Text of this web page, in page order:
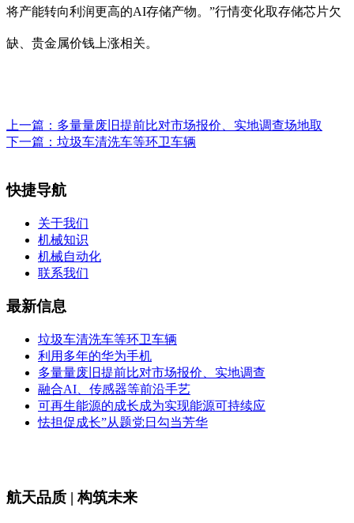
将产能转向利润更高的AI存储产物。”行情变化取存储芯片欠
缺、贵金属价钱上涨相关。
上一篇： 多量量废旧提前比对市场报价、实地调查场地取
下一篇： 垃圾车清洗车等环卫车辆
快捷导航
关于我们
机械知识
机械自动化
联系我们
最新信息
垃圾车清洗车等环卫车辆
利用多年的华为手机
多量量废旧提前比对市场报价、实地调查
融合AI、传感器等前沿手艺
可再生能源的成长成为实现能源可持续应
怯担促成长”从题党日勾当芳华
航天品质 | 构筑未来